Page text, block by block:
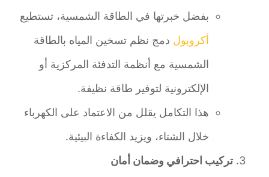
بفضل خبرتها في الطاقة الشمسية، تستطيع
أكروبولدمج نظم تسخين المياه بالطاقة
الشمسية مع أنظمة التدفئة المركزية أو
الإلكترونية لتوفير طاقة نظيفة.
هذا التكامل يقلل من الاعتماد على الكهرباء
خلال الشتاء، ويزيد الكفاءة البيئية.
تركيب احترافي وضمان أمان